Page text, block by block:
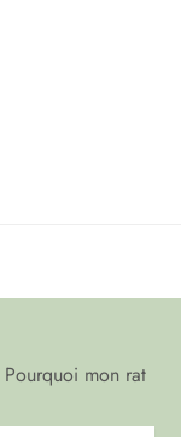
Pourquoi mon rat